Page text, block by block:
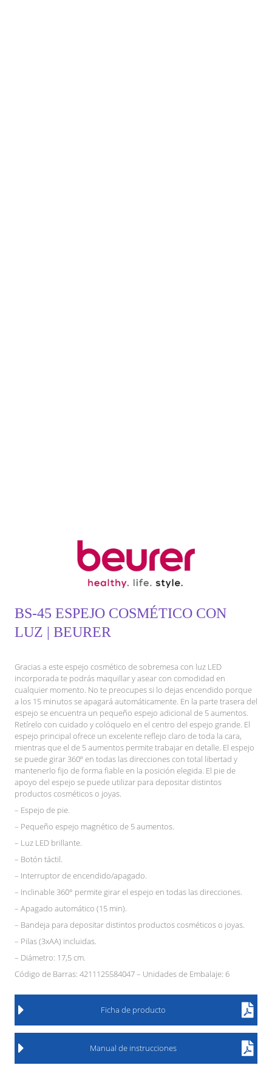
BS-45 ESPEJO COSMÉTICO CON
LUZ | BEURER
Gracias a este espejo cosmético de sobremesa con luz LED
incorporada te podrás maquillar y asear con comodidad en
cualquier momento. No te preocupes si lo dejas encendido porque
a los 15 minutos se apagará automáticamente. En la parte trasera del
espejo se encuentra un pequeño espejo adicional de 5 aumentos.
Retírelo con cuidado y colóquelo en el centro del espejo grande. El
espejo principal ofrece un excelente reflejo claro de toda la cara,
mientras que el de 5 aumentos permite trabajar en detalle. El espejo
se puede girar 360º en todas las direcciones con total libertad y
mantenerlo fijo de forma fiable en la posición elegida. El pie de
apoyo del espejo se puede utilizar para depositar distintos
productos cosméticos o joyas.
– Espejo de pie.
– Pequeño espejo magnético de 5 aumentos.
– Luz LED brillante.
– Botón táctil.
– Interruptor de encendido/apagado.
– Inclinable 360° permite girar el espejo en todas las direcciones.
– Apagado automático (15 min).
– Bandeja para depositar distintos productos cosméticos o joyas.
– Pilas (3xAA) incluidas.
– Diámetro: 17,5 cm.
Código de Barras: 4211125584047 – Unidades de Embalaje: 6
Ficha de producto
Manual de instrucciones